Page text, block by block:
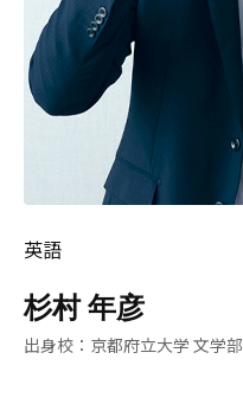
英語
杉村 年彦
京都府立大学 文学部